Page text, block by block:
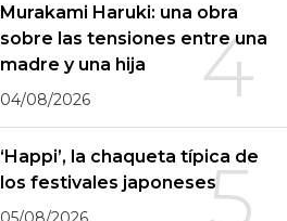
4
Murakami Haruki: una obra
sobre las tensiones entre una
madre y una hija
04/08/2026
5
‘Happi’, la chaqueta típica de
los festivales japoneses